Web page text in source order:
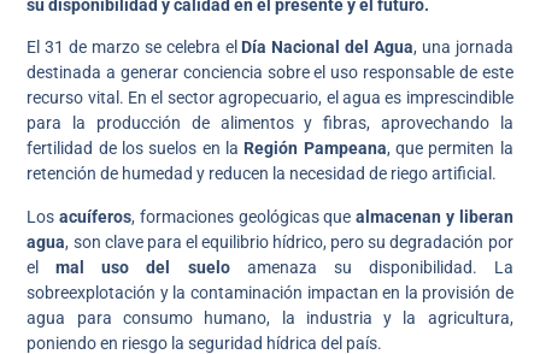
su disponibilidad y calidad en el presente y el futuro.
El 31 de marzo se celebra el Día Nacional del Agua, una jornada
destinada a generar conciencia sobre el uso responsable de este
recurso vital. En el sector agropecuario, el agua es imprescindible
para la producción de alimentos y fibras, aprovechando la
fertilidad de los suelos en la Región Pampeana, que permiten la
retención de humedad y reducen la necesidad de riego artificial.
Losacuíferos, formaciones geológicas quealmacenan y liberan
agua, son clave para el equilibrio hídrico, pero su degradación por
elmal uso del sueloamenaza su disponibilidad. La
sobreexplotación y la contaminación impactan en la provisión de
agua para consumo humano, la industria y la agricultura,
poniendo en riesgo la seguridad hídrica del país.